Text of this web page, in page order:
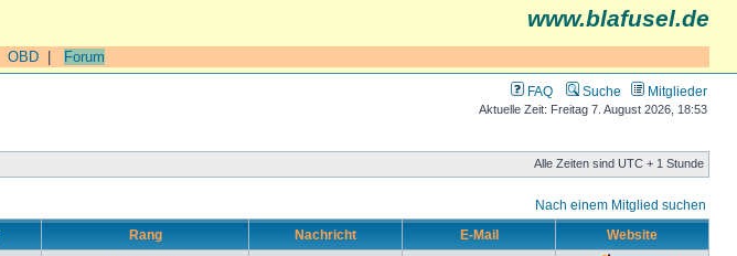
www.blafusel.de
OBD Forum
FAQ Suche Mitglieder
Aktuelle Zeit: Freitag 7. August 2026, 18:53
Alle Zeiten sind UTC + 1 Stunde
Nach einem Mitglied suchen
Rang Nachricht E-Mail Website